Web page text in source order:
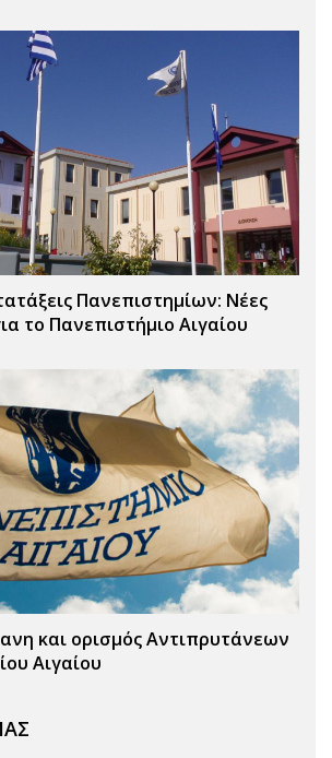
Πανεπιστημίων: Νέες
το Πανεπιστήμιο Αιγαίου
και ορισμός Αντιπρυτάνεων
Αιγαίου